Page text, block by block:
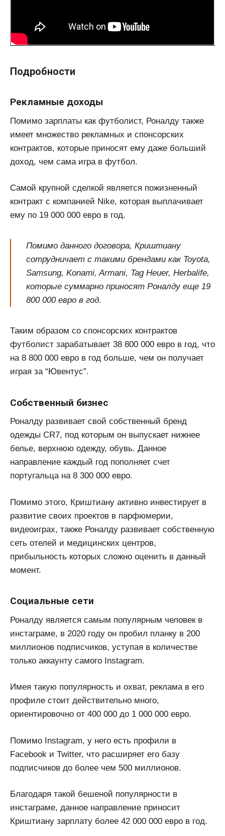
Подробности
Рекламные доходы
Помимо зарплаты как футболист, Роналду также
имеет множество рекламных и спонсорских
контрактов, которые приносят ему даже больший
доход, чем сама игра в футбол.
Самой крупной сделкой является пожизненный
контракт с компанией Nike, которая выплачивает
ему по 19 000 000 евро в год.
Помимо данного договора, Криштиану
сотрудничает с такими брендами как Toyota,
Samsung, Konami, Armani, Tag Heuer, Herbalife,
которые суммарно приносят Роналду еще 19
800 000 евро в год.
Таким образом со спонсорских контрактов
футболист зарабатывает 38 800 000 евро в год, что
на 8 800 000 евро в год больше, чем он получает
играя за “Ювентус”.
Собственный бизнес
Роналду развивает свой собственный бренд
одежды CR7, под которым он выпускает нижнее
белье, верхнюю одежду, обувь. Данное
направление каждый год пополняет счет
португальца на 8 300 000 евро.
Помимо этого, Криштиану активно инвестирует в
развитие своих проектов в парфюмерии,
видеоиграх, также Роналду развивает собственную
сеть отелей и медицинских центров,
прибыльность которых сложно оценить в данный
момент.
Социальные сети
Роналду является самым популярным человек в
инстаграме, в 2020 году он пробил планку в 200
миллионов подписчиков, уступая в количестве
только аккаунту самого Instagram.
Имея такую популярность и охват, реклама в его
профиле стоит действительно много,
ориентировочно от 400 000 до 1 000 000 евро.
Помимо Instagram, у него есть профили в
Facebook и Twitter, что расширяет его базу
подписчиков до более чем 500 миллионов.
Благодаря такой бешеной популярности в
инстаграме, данное направление приносит
Криштиану зарплату более 42 000 000 евро в год.